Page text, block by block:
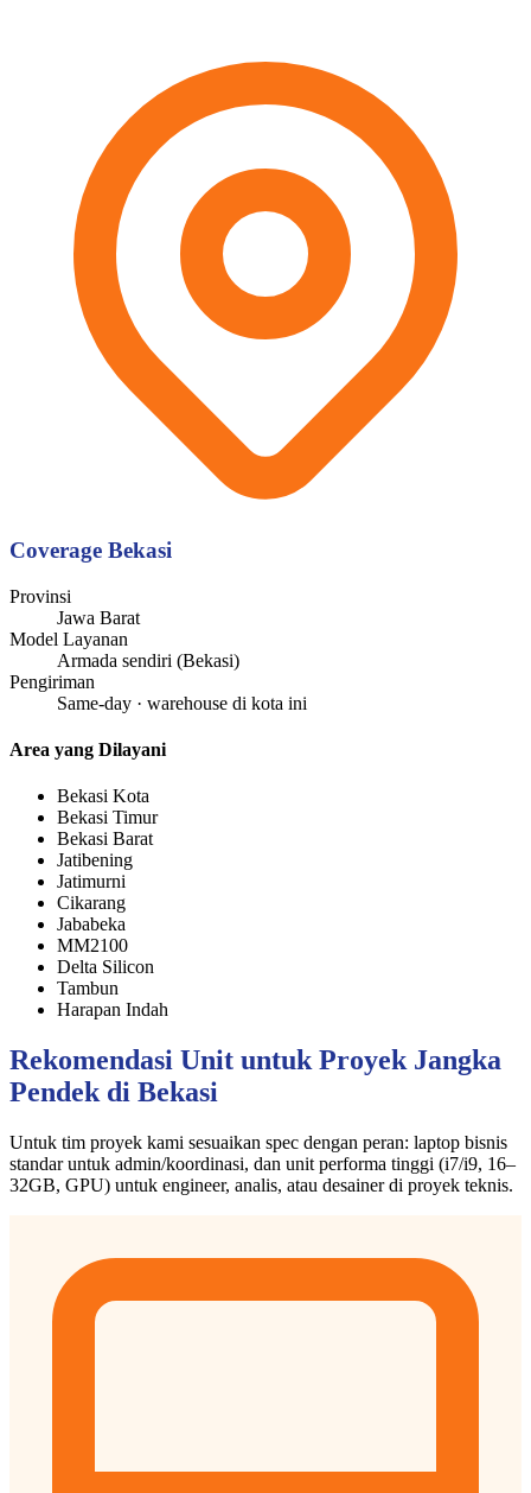
Coverage Bekasi
Provinsi
Jawa Barat
Model Layanan
Armada sendiri (Bekasi)
Pengiriman
Same-day · warehouse di kota ini
Area yang Dilayani
Bekasi Kota
Bekasi Timur
Bekasi Barat
Jatibening
Jatimurni
Cikarang
Jababeka
MM2100
Delta Silicon
Tambun
Harapan Indah
Rekomendasi Unit untuk Proyek Jangka
Pendek di Bekasi
Untuk tim proyek kami sesuaikan spec dengan peran: laptop bisnis
standar untuk admin/koordinasi, dan unit performa tinggi (i7/i9, 16–
32GB, GPU) untuk engineer, analis, atau desainer di proyek teknis.